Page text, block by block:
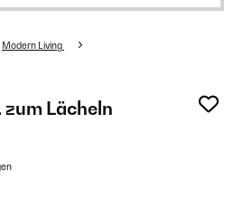
Modern Living
Lächeln